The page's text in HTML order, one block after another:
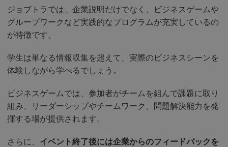
ジョブトラでは、企業説明だけでなく、ビジネスゲームや
グループワークなど実践的なプログラムが充実しているの
が特徴です。
学生は単なる情報収集を超えて、実際のビジネスシーンを
体験しながら学べるでしょう。
ビジネスゲームでは、参加者がチームを組んで課題に取り
組み、リーダーシップやチームワーク、問題解決能力を発
揮する場が提供されます。
さらに、 イベント終了後には企業からのフィードバックを